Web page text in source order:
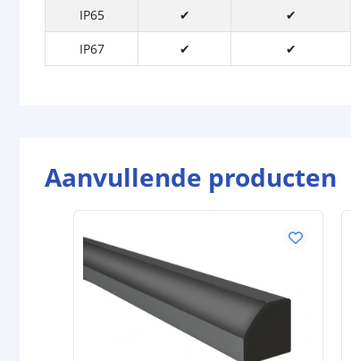
IP65
✔ ✔
IP67
✔ ✔
Aanvullende producten